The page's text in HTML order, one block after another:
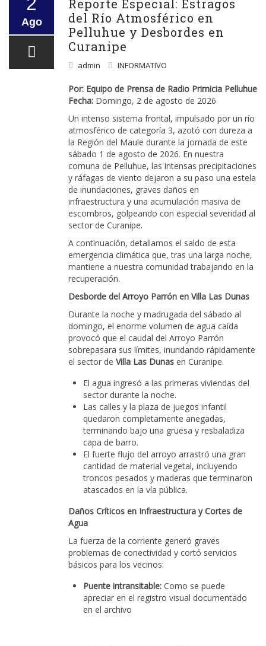
Ago
Reporte Especial: Estragos
del Río Atmosférico en
Pelluhue y Desbordes en
Curanipe
admin INFORMATIVO
Por: Equipo de Prensa de Radio Primicia Pelluhue
Fecha: Domingo, 2 de agosto de 2026
Un intenso sistema frontal, impulsado por un río
atmosférico de categoría 3, azotó con dureza a
la Región del Maule durante la jornada de este
sábado 1 de agosto de 2026. En nuestra
comuna de Pelluhue, las intensas precipitaciones
y ráfagas de viento dejaron a su paso una estela
de inundaciones, graves daños en
infraestructura y una acumulación masiva de
escombros, golpeando con especial severidad al
sector de Curanipe.
A continuación, detallamos el saldo de esta
emergencia climática que, tras una larga noche,
mantiene a nuestra comunidad trabajando en la
recuperación.
Desborde del Arroyo Parrón en Villa Las Dunas
Durante la noche y madrugada del sábado al
domingo, el enorme volumen de agua caída
provocó que el caudal del Arroyo Parrón
sobrepasara sus límites, inundando rápidamente
el sector de Villa Las Dunas en Curanipe.
El agua ingresó a las primeras viviendas del
sector durante la noche.
Las calles y la plaza de juegos infantil
quedaron completamente anegadas,
terminando bajo una gruesa y resbaladiza
capa de barro.
El fuerte flujo del arroyo arrastró una gran
cantidad de material vegetal, incluyendo
troncos pesados y maderas que terminaron
atascados en la vía pública.
Daños Críticos en Infraestructura y Cortes de
Agua
La fuerza de la corriente generó graves
problemas de conectividad y cortó servicios
básicos para los vecinos:
Puente intransitable: Como se puede
apreciar en el registro visual documentado
en el archivo